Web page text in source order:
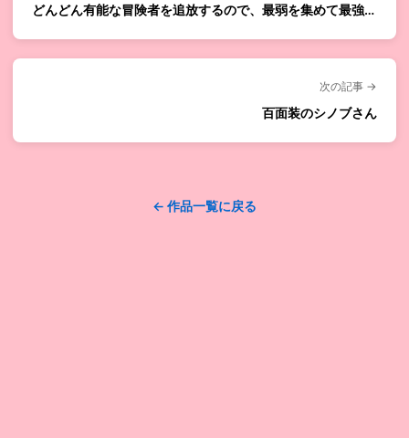
どんどん有能な冒険者を追放するので、最弱を集めて最強ギ
次の記事 →
百面装のシノブさん
← 作品一覧に戻る